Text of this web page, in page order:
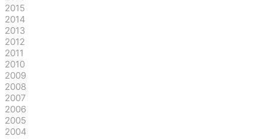
2015
2014
2013
2012
2011
2010
2009
2008
2007
2006
2005
2004